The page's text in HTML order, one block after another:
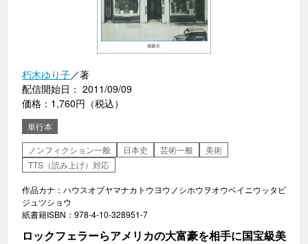
朽木ゆり子／著
配信開始日： 2011/09/09
価格：1,760円（税込）
単行本
ノンフィクション一般
日本史 芸術一般
美術
TTS（読み上げ）対応
作品カナ：ハウスオブヤマナカトウヨウノシホウヲオウベイニウッタビ
ジュツショウ
紙書籍ISBN：978-4-10-328951-7
ロックフェラーらアメリカの大富豪を相手に国宝級美